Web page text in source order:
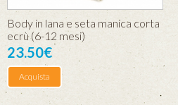
Body in lana e seta manica corta
ecrù (6-12 mesi)
23.50€
Acquista